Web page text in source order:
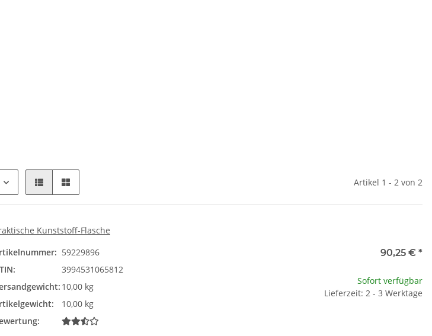
Artikel 1 - 2 von 2
Kunststoff-Flasche
59229896
3994531065812
10,00 kg
10,00 kg
90,25 € *
Sofort verfügbar
Lieferzeit: 2 - 3 Werktage